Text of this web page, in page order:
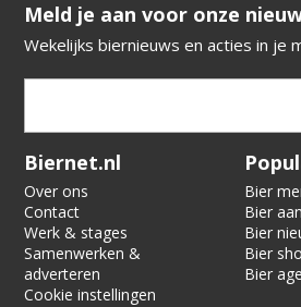
​​​​​​​Meld je aan voor onze
Wekelijks biernieuws en acties in je
Verification code:
Biernet.nl
Over ons
Contact
Werk & stages
Samenwerken &
adverteren
Cookie instellingen
Bier
Bier
Bier
Bier
Bier